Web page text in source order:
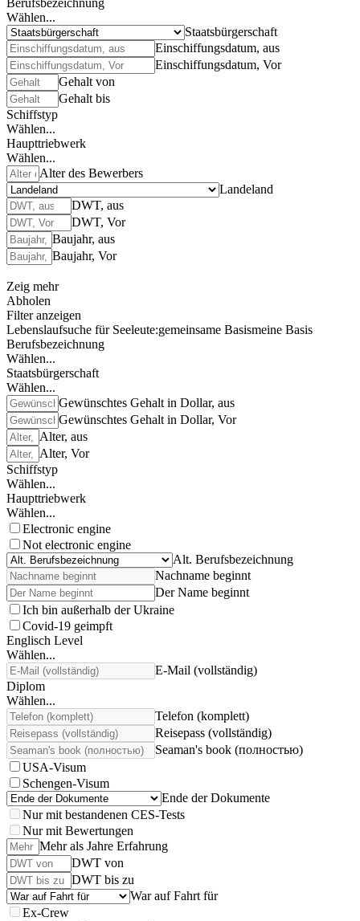
Berufsbezeichnung
Wählen...
Staatsbürgerschaft
Einschiffungsdatum, aus
Einschiffungsdatum, Vor
Gehalt von
Gehalt bis
Schiffstyp
Wählen...
Haupttriebwerk
Wählen...
Alter des Bewerbers
Landeland
DWT, aus
DWT, Vor
Baujahr, aus
Baujahr, Vor
Zeig mehr
Abholen
Filter anzeigen
Lebenslaufsuche für Seeleute:gemeinsame Basismeine Basis
Berufsbezeichnung
Wählen...
Staatsbürgerschaft
Wählen...
Gewünschtes Gehalt in Dollar, aus
Gewünschtes Gehalt in Dollar, Vor
Alter, aus
Alter, Vor
Schiffstyp
Wählen...
Haupttriebwerk
Wählen...
Electronic engine
Not electronic engine
Alt. Berufsbezeichnung
Nachname beginnt
Der Name beginnt
Ich bin außerhalb der Ukraine
Covid-19 geimpft
Englisch Level
Wählen...
E-Mail (vollständig)
Diplom
Wählen...
Telefon (komplett)
Reisepass (vollständig)
Seaman's book (полностью)
USA-Visum
Schengen-Visum
Ende der Dokumente
Nur mit bestandenen CES-Tests
Nur mit Bewertungen
Mehr als Jahre Erfahrung
DWT von
DWT bis zu
War auf Fahrt für
Ex-Crew